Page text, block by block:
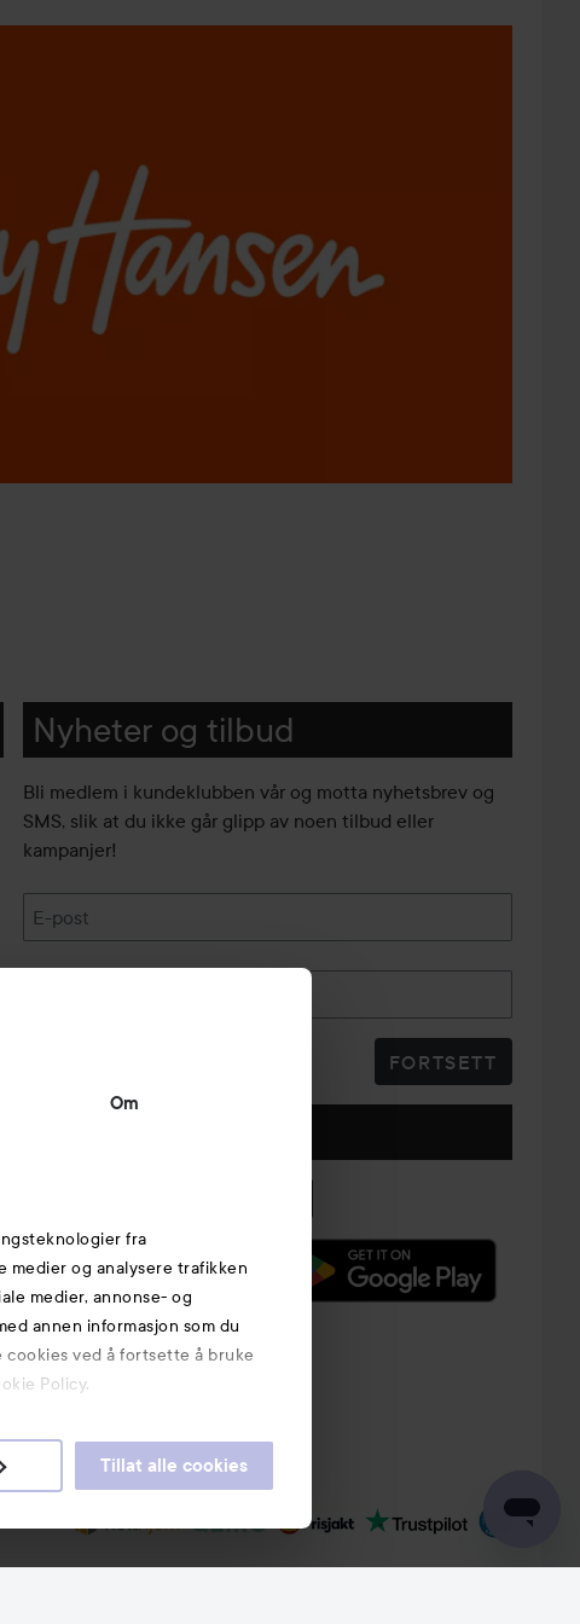
Om
fra
medier og analysere trafikken
medier, annonse- og
annen informasjon som du
ved å fortsette å bruke
Policy.
Tillat alle cookies
Nyheter og tilbud
Bli medlem i kundeklubben vår og motta nyhetsbrev og
SMS, slik at du ikke går glipp av noen tilbud eller
kampanjer!
E-post
FORTSETT